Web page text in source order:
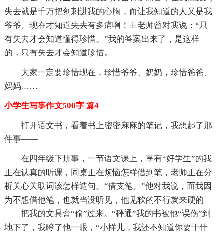
失去就是千万把剑刺进我的心胸，而让我知道的人又是我
爷爷。现在才知道失去有多痛啊！王老师曾对我说：“只
有失去才会知道懂得珍惜。”我的答案出来了，是这样
的，只有失去才会知道珍惜。
大家一定要珍惜现在，珍惜爷爷、奶奶，珍惜爸爸、
妈妈……
小学生写事作文500字 篇4
打开语文书，看着书上密密麻麻的笔记，我想起了那
件事——
在四年级下册事，一节语文课上，享有“好学生”的我
正在认真的听课，同桌正在烦恼怎样借到笔，老师正在分
析关心关联词该怎样造句。“借支笔。”他对我说，而我因
为不想借他笔，也就当没听见，他见软的不行就来硬的
——把我的文具盒“偷”过来。“砰通”我的书被他“误伤”到
地下了，我瞪了他一眼，“小样儿，我还不知道你要干什